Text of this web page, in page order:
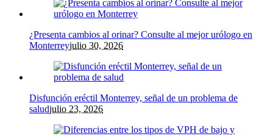
¿Presenta cambios al orinar? Consulte al mejor urólogo en
Monterreyjulio 30, 2026
Disfunción eréctil Monterrey, señal de un problema de
saludjulio 23, 2026